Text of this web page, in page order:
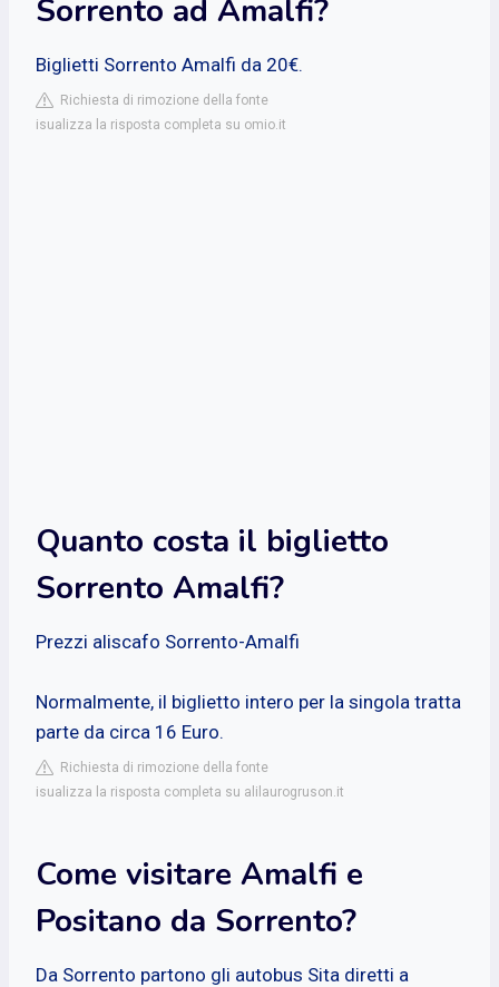
Sorrento ad Amalfi?
Biglietti Sorrento Amalfi da 20€.
Richiesta di rimozione della fonte
isualizza la risposta completa su omio.it
Quanto costa il biglietto
Sorrento Amalfi?
Prezzi aliscafo Sorrento-Amalfi
Normalmente, il biglietto intero per la singola tratta
parte da circa 16 Euro.
Richiesta di rimozione della fonte
isualizza la risposta completa su alilaurogruson.it
Come visitare Amalfi e
Positano da Sorrento?
Da Sorrento partono gli autobus Sita diretti a